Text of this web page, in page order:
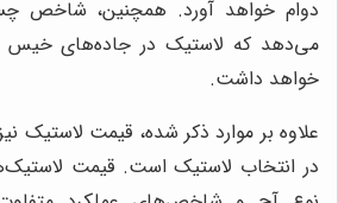
دوام خواهد آورد. همچنین، شاخص
می‌دهد که لاستیک در جاده‌های
خواهد داشت.
علاوه بر موارد ذکر شده، قیمت لاستیک
در انتخاب لاستیک است. قیمت